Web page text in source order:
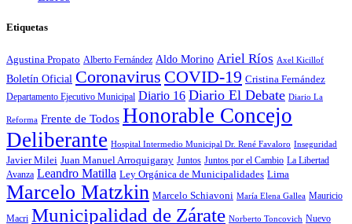
Etiquetas
Agustina Propato Alberto Fernández Aldo Morino Ariel Ríos Axel Kicillof
Boletín Oficial Coronavirus COVID-19 Cristina Fernández
Departamento Ejecutivo Municipal Diario 16 Diario El Debate Diario La
Reforma Frente de Todos Honorable Concejo
Deliberante Hospital Intermedio Municipal Dr. René Favaloro Inseguridad
Javier Milei Juan Manuel Arroquigaray Juntos Juntos por el Cambio La Libertad
Avanza Leandro Matilla Ley Orgánica de Municipalidades Lima
Marcelo Matzkin Marcelo Schiavoni María Elena Gallea Mauricio
Macri Municipalidad de Zárate Norberto Toncovich Nuevo